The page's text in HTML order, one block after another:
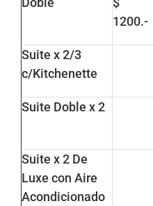
1200.-
Suite x 2/3
c/Kitchenette
Suite Doble x 2
Suite x 2 De
Luxe con Aire
Acondicionado